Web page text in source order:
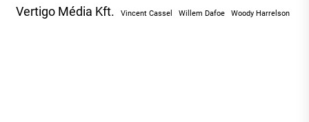
Vertigo Média Kft. Vincent Cassel Willem Dafoe Woody Harrelson